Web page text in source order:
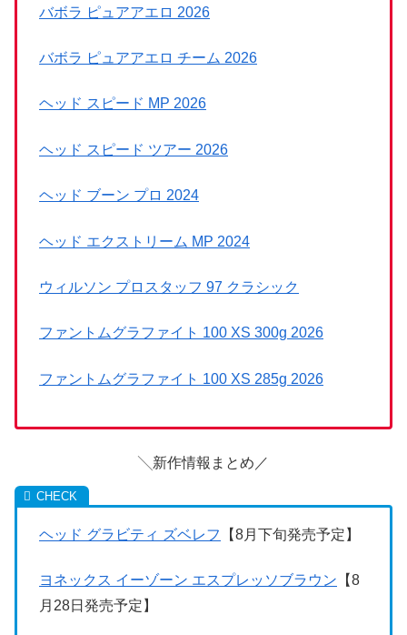
バボラ ピュアアエロ 2026
バボラ ピュアアエロ チーム 2026
ヘッド スピード MP 2026
ヘッド スピード ツアー 2026
ヘッド ブーン プロ 2024
ヘッド エクストリーム MP 2024
ウィルソン プロスタッフ 97 クラシック
ファントムグラファイト 100 XS 300g 2026
ファントムグラファイト 100 XS 285g 2026
╲新作情報まとめ／
ヘッド グラビティ ズベレフ 【8月下旬発売予定】
ヨネックス イーゾーン エスプレッソブラウン 【8
月28日発売予定】